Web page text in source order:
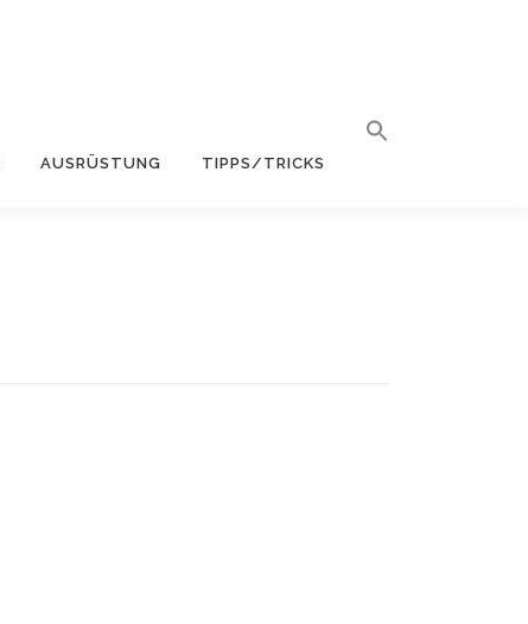
AUSRÜSTUNG TIPPS/TRICKS